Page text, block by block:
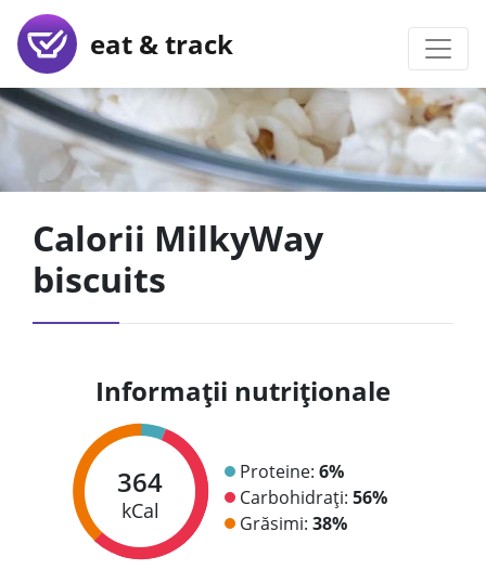
eat & track
Calorii MilkyWay
biscuits
Informații nutriționale
364
kCal
Proteine: 6%
Carbohidrați: 56%
Grăsimi: 38%